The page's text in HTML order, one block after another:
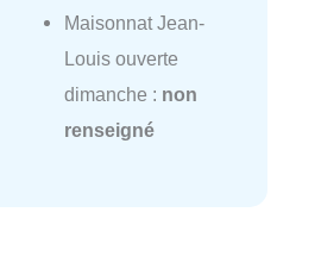
Maisonnat Jean-
Louis ouverte
dimanche : non
renseigné